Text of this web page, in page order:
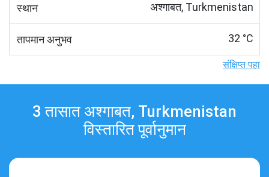
स्थान अश्गाबत, Turkmenistan
तापमान अनुभव 32 °C
संक्षिप्त पहा
3 तासात अश्गाबत, Turkmenistan
विस्तारित पूर्वानुमान